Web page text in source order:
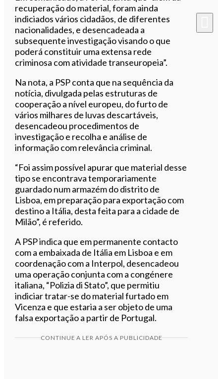
recuperação do material, foram ainda
indiciados vários cidadãos, de diferentes
nacionalidades, e desencadeada a
subsequente investigação visando o que
poderá constituir uma extensa rede
criminosa com atividade transeuropeia”.
Na nota, a PSP conta que na sequência da
notícia, divulgada pelas estruturas de
cooperação a nível europeu, do furto de
vários milhares de luvas descartáveis,
desencadeou procedimentos de
investigação e recolha e análise de
informação com relevância criminal.
“Foi assim possível apurar que material desse
tipo se encontrava temporariamente
guardado num armazém do distrito de
Lisboa, em preparação para exportação com
destino a Itália, desta feita para a cidade de
Milão”, é referido.
A PSP indica que em permanente contacto
com a embaixada de Itália em Lisboa e em
coordenação com a Interpol, desencadeou
uma operação conjunta com a congénere
italiana, “Polizia di Stato”, que permitiu
indiciar tratar-se do material furtado em
Vicenza e que estaria a ser objeto de uma
falsa exportação a partir de Portugal.
CONTINUE A LER APÓS A PUBLICIDADE